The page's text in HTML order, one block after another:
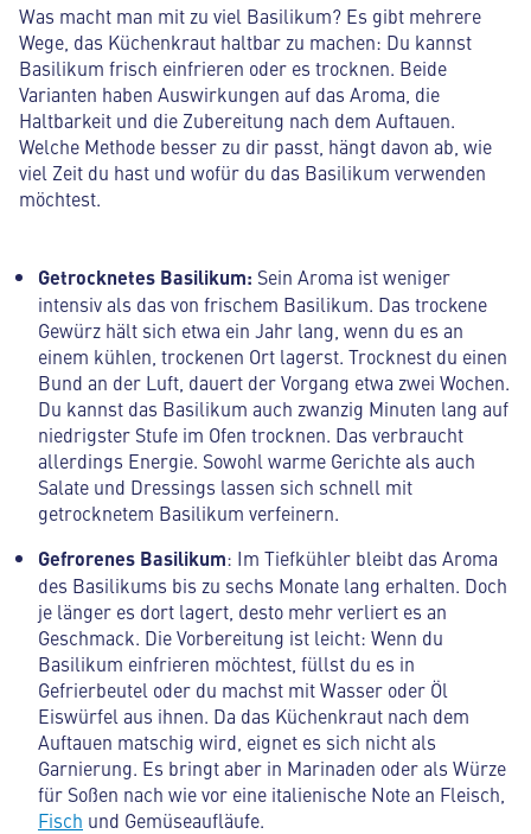
Was macht man mit zu viel Basilikum? Es gibt mehrere
Wege, das Küchenkraut haltbar zu machen: Du kannst
Basilikum frisch einfrieren oder es trocknen. Beide
Varianten haben Auswirkungen auf das Aroma, die
Haltbarkeit und die Zubereitung nach dem Auftauen.
Welche Methode besser zu dir passt, hängt davon ab, wie
viel Zeit du hast und wofür du das Basilikum verwenden
möchtest.
Getrocknetes Basilikum: Sein Aroma ist weniger
intensiv als das von frischem Basilikum. Das trockene
Gewürz hält sich etwa ein Jahr lang, wenn du es an
einem kühlen, trockenen Ort lagerst. Trocknest du einen
Bund an der Luft, dauert der Vorgang etwa zwei Wochen.
Du kannst das Basilikum auch zwanzig Minuten lang auf
niedrigster Stufe im Ofen trocknen. Das verbraucht
allerdings Energie. Sowohl warme Gerichte als auch
Salate und Dressings lassen sich schnell mit
getrocknetem Basilikum verfeinern.
Gefrorenes Basilikum: Im Tiefkühler bleibt das Aroma
des Basilikums bis zu sechs Monate lang erhalten. Doch
je länger es dort lagert, desto mehr verliert es an
Geschmack. Die Vorbereitung ist leicht: Wenn du
Basilikum einfrieren möchtest, füllst du es in
Gefrierbeutel oder du machst mit Wasser oder Öl
Eiswürfel aus ihnen. Da das Küchenkraut nach dem
Auftauen matschig wird, eignet es sich nicht als
Garnierung. Es bringt aber in Marinaden oder als Würze
für Soßen nach wie vor eine italienische Note an Fleisch,
Fisch und Gemüseaufläufe.